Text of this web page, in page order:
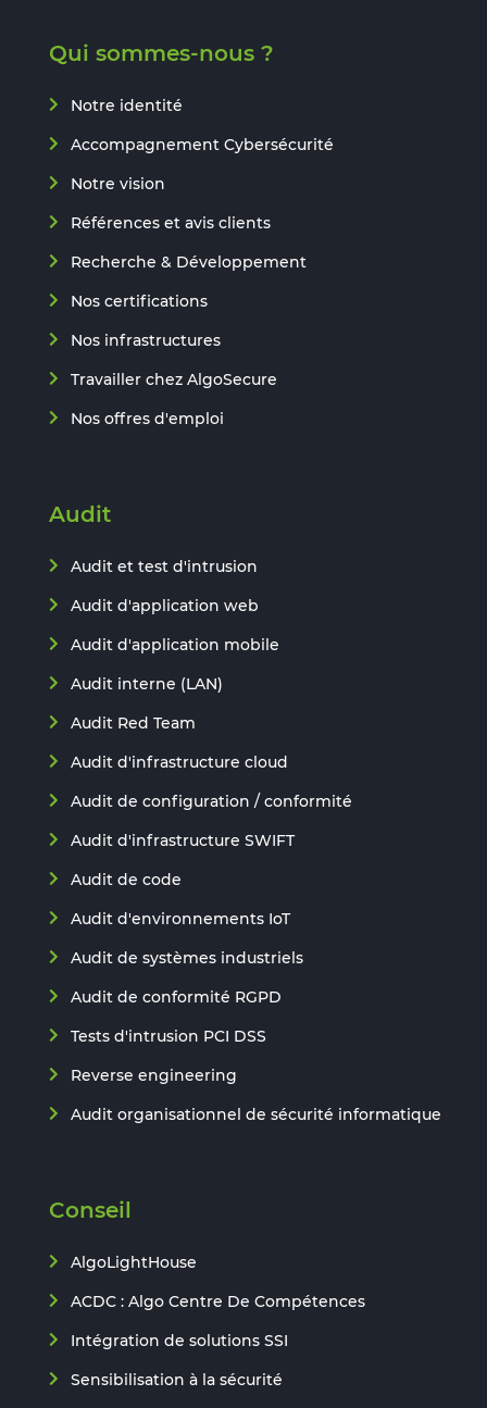
Qui sommes-nous ?
Notre identité
Accompagnement Cybersécurité
Notre vision
Références et avis clients
Recherche & Développement
Nos certifications
Nos infrastructures
Travailler chez AlgoSecure
Nos offres d'emploi
Audit
Audit et test d'intrusion
Audit d'application web
Audit d'application mobile
Audit interne (LAN)
Audit Red Team
Audit d'infrastructure cloud
Audit de configuration / conformité
Audit d'infrastructure SWIFT
Audit de code
Audit d'environnements IoT
Audit de systèmes industriels
Audit de conformité RGPD
Tests d'intrusion PCI DSS
Reverse engineering
Audit organisationnel de sécurité informatique
Conseil
AlgoLightHouse
ACDC : Algo Centre De Compétences
Intégration de solutions SSI
Sensibilisation à la sécurité